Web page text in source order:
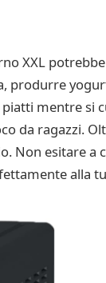
XXL
produrre
mentre si
da ragazzi.
Non esitare a
alla